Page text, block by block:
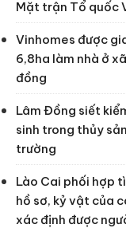
Mặt trận Tổ quốc
Vinhomes được
6,8ha làm nhà ở
đồng
Lâm Đồng siết
sinh trong thủy
trường
Lào Cai phối hợp
hồ sơ, kỷ vật của
xác định được